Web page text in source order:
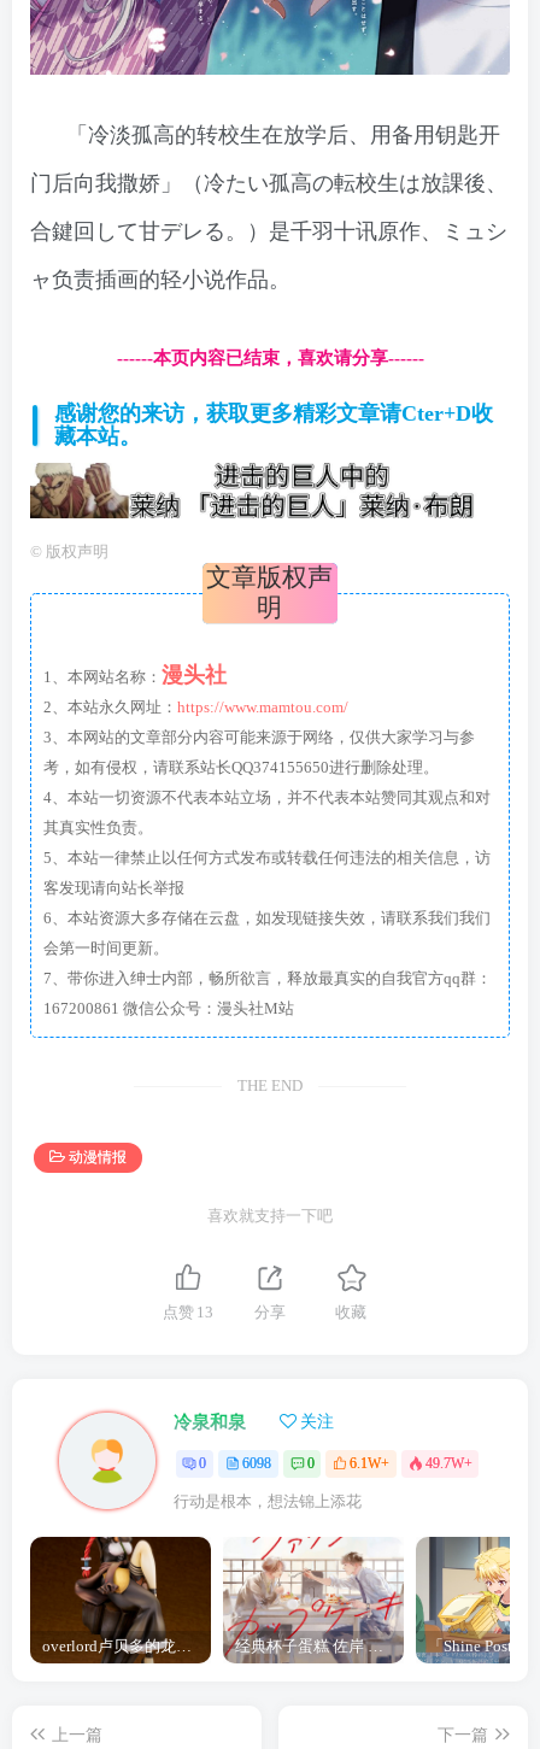
「冷淡孤高的转校生在放学后、用备用钥匙开
门后向我撒娇」（冷たい孤高の転校生は放課後、
合鍵回して甘デレる。）是千羽十讯原作、ミュシ
ャ负责插画的轻小说作品。
------本页内容已结束，喜欢请分享------
感谢您的来访，获取更多精彩文章请Cter+D收
藏本站。
© 版权声明
文章版权声
明
1、本网站名称： 漫头社
2、本站永久网址： https://www.mamtou.com/
3、本网站的文章部分内容可能来源于网络，仅供大家学习与参
考，如有侵权，请联系站长QQ374155650进行删除处理。
4、本站一切资源不代表本站立场，并不代表本站赞同其观点和对
其真实性负责。
5、本站一律禁止以任何方式发布或转载任何违法的相关信息，访
客发现请向站长举报
6、本站资源大多存储在云盘，如发现链接失效，请联系我们我们
会第一时间更新。
7、带你进入绅士内部，畅所欲言，释放最真实的自我官方qq群：
167200861 微信公众号：漫头社M站
THE END
动漫情报
喜欢就支持一下吧
点赞 13 分享 收藏
冷泉和泉 关注
0 6098 0 6.1W+ 49.7W+
行动是根本，想法锦上添花
overlord卢贝多的龙王谁厉害 「Overlord」露普斯蕾琪娜·贝塔手办开订 经典杯子蛋糕 佐岸 漫画「经典杯子蛋糕」宣布真人日剧化
上一篇
下一篇